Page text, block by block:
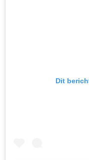
Dit